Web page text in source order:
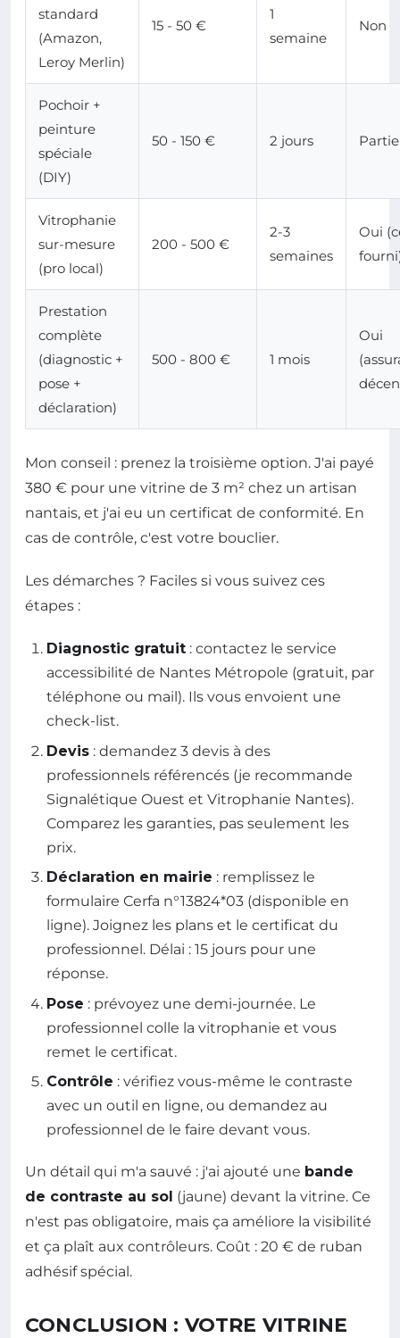
standard
(Amazon,
Leroy Merlin)
15 - 50 €
1
semaine
Non
Pochoir +
peinture
spéciale
(DIY)
50 - 150 € 2 jours
Vitrophanie
sur-mesure
(pro local)
200 - 500 €
2-3
semaines
Oui
Prestation
complète
(diagnostic +
pose +
déclaration)
500 - 800 € 1 mois
Oui
Mon conseil : prenez la troisième option. J'ai payé
380 € pour une vitrine de 3 m² chez un artisan
nantais, et j'ai eu un certificat de conformité. En
cas de contrôle, c'est votre bouclier.
Les démarches ? Faciles si vous suivez ces
étapes :
Diagnostic gratuit : contactez le service
accessibilité de Nantes Métropole (gratuit, par
téléphone ou mail). Ils vous envoient une
check-list.
Devis : demandez 3 devis à des
professionnels référencés (je recommande
Signalétique Ouest et Vitrophanie Nantes).
Comparez les garanties, pas seulement les
prix.
Déclaration en mairie : remplissez le
formulaire Cerfa n°13824*03 (disponible en
ligne). Joignez les plans et le certificat du
professionnel. Délai : 15 jours pour une
réponse.
Pose : prévoyez une demi-journée. Le
professionnel colle la vitrophanie et vous
remet le certificat.
Contrôle : vérifiez vous-même le contraste
avec un outil en ligne, ou demandez au
professionnel de le faire devant vous.
Un détail qui m'a sauvé : j'ai ajouté une bande
de contraste au sol (jaune) devant la vitrine. Ce
n'est pas obligatoire, mais ça améliore la visibilité
et ça plaît aux contrôleurs. Coût : 20 € de ruban
adhésif spécial.
CONCLUSION : VOTRE VITRINE